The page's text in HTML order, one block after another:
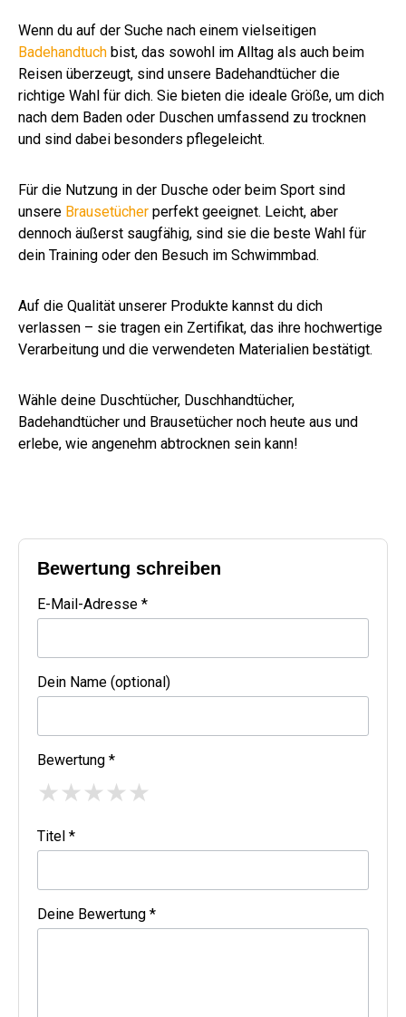
Wenn du auf der Suche nach einem vielseitigen
Badehandtuch bist, das sowohl im Alltag als auch beim
Reisen überzeugt, sind unsere Badehandtücher die
richtige Wahl für dich. Sie bieten die ideale Größe, um dich
nach dem Baden oder Duschen umfassend zu trocknen
und sind dabei besonders pflegeleicht.
Für die Nutzung in der Dusche oder beim Sport sind
unsere Brausetücher perfekt geeignet. Leicht, aber
dennoch äußerst saugfähig, sind sie die beste Wahl für
dein Training oder den Besuch im Schwimmbad.
Auf die Qualität unserer Produkte kannst du dich
verlassen – sie tragen ein Zertifikat, das ihre hochwertige
Verarbeitung und die verwendeten Materialien bestätigt.
Wähle deine Duschtücher, Duschhandtücher,
Badehandtücher und Brausetücher noch heute aus und
erlebe, wie angenehm abtrocknen sein kann!
Bewertung schreiben
E-Mail-Adresse *
Dein Name (optional)
Bewertung *
★★★★★
Titel *
Deine Bewertung *